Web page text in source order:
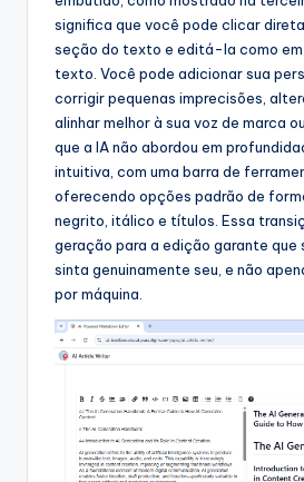
significa que você pode clicar
seção do texto e editá-la como em
texto. Você pode adicionar sua
corrigir pequenas imprecisões,
alinhar melhor à sua voz de marca
que a IA não abordou em
intuitiva, com uma barra de
oferecendo opções padrão de
negrito, itálico e títulos. Essa
geração para a edição garante que
sinta genuinamente seu, e não
por máquina.